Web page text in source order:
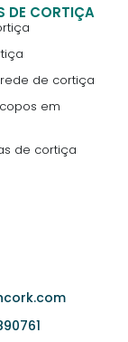
DE CORTIÇA
de cortiça
em
de cortiça